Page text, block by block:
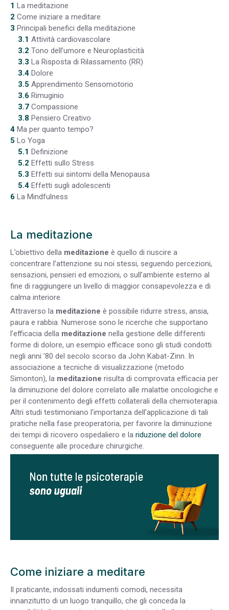
1 La meditazione
2 Come iniziare a meditare
3 Principali benefici della meditazione
3.1 Attività cardiovascolare
3.2 Tono dell’umore e Neuroplasticità
3.3 La Risposta di Rilassamento (RR)
3.4 Dolore
3.5 Apprendimento Sensomotorio
3.6 Rimuginio
3.7 Compassione
3.8 Pensiero Creativo
4 Ma per quanto tempo?
5 Lo Yoga
5.1 Definizione
5.2 Effetti sullo Stress
5.3 Effetti sui sintomi della Menopausa
5.4 Effetti sugli adolescenti
6 La Mindfulness
La meditazione
L’obiettivo della meditazione è quello di riuscire a
concentrare l’attenzione su noi stessi, seguendo percezioni,
sensazioni, pensieri ed emozioni, o sull’ambiente esterno al
fine di raggiungere un livello di maggior consapevolezza e di
calma interiore.
Attraverso la meditazione è possibile ridurre stress, ansia,
paura e rabbia. Numerose sono le ricerche che supportano
l’efficacia della meditazione nella gestione delle differenti
forme di dolore, un esempio efficace sono gli studi condotti
negli anni ’80 del secolo scorso da John Kabat-Zinn. In
associazione a tecniche di visualizzazione (metodo
Simonton), la meditazione risulta di comprovata efficacia per
la diminuzione del dolore correlato alle malattie oncologiche e
per il contenimento degli effetti collaterali della chemioterapia.
Altri studi testimoniano l’importanza dell’applicazione di tali
pratiche nella fase preoperatoria, per favorire la diminuzione
dei tempi di ricovero ospedaliero e la riduzione del dolore
conseguente alle procedure chirurgiche.
Come iniziare a meditare
Il praticante, indossati indumenti comodi, necessita
innanzitutto di un luogo tranquillo, che gli conceda la